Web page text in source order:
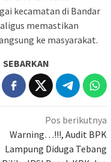
kecamatan di Bandar
memastikan
ke masyarakat.
SEBARKAN
Pos berikutnya
Warning…!!!, Audit BPK
Lampung Diduga Tebang